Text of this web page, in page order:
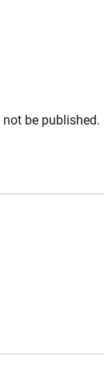
be published.